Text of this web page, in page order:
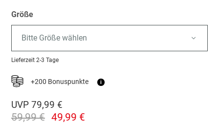
Größe
Bitte Größe wählen
Lieferzeit 2-3 Tage
+200 Bonuspunkte i
UVP 79,99 €
59,99 € 49,99 €